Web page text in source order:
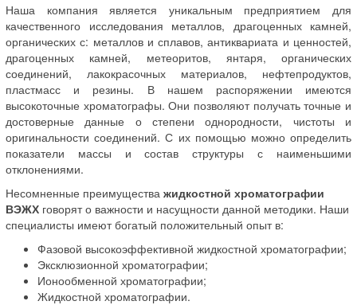
Наша компания является уникальным предприятием для
качественного исследования металлов, драгоценных камней,
органических с: металлов и сплавов, антиквариата и ценностей,
драгоценных камней, метеоритов, янтаря, органических
соединений, лакокрасочных материалов, нефтепродуктов,
пластмасс и резины. В нашем распоряжении имеются
высокоточные хроматографы. Они позволяют получать точные и
достоверные данные о степени однородности, чистоты и
оригинальности соединений. С их помощью можно определить
показатели массы и состав структуры с наименьшими
отклонениями.
Несомненные преимущества жидкостной хроматографии
ВЭЖХ говорят о важности и насущности данной методики. Наши
специалисты имеют богатый положительный опыт в:
Фазовой высокоэффективной жидкостной хроматографии;
Эксклюзионной хроматографии;
Ионообменной хроматографии;
Жидкостной хроматографии.